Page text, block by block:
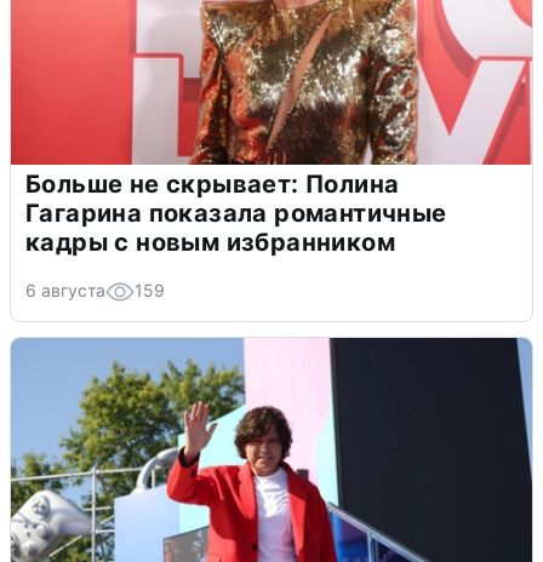
Больше не скрывает: Полина
Гагарина показала романтичные
кадры с новым избранником
6 августа 159